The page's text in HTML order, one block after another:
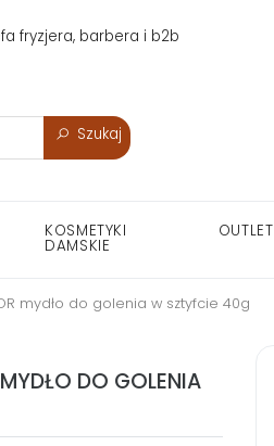
fryzjera, barbera i b2b
Szukaj
KOSMETYKI
DAMSKIE
OUTLET
mydło do golenia w sztyfcie 40g
DO GOLENIA